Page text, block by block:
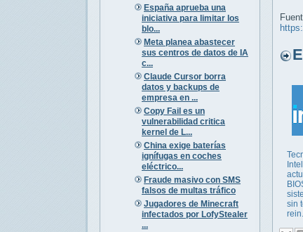
España aprueba una
iniciativa para limitar los
blo...
Meta planea abastecer
sus centros de datos de IA
c...
Claude Cursor borra
datos y backups de
empresa en ...
Copy Fail es un
vulnerabilidad critica
kernel de L...
China exige baterías
ignífugas en coches
eléctrico...
Fraude masivo con SMS
falsos de multas tráfico
Jugadores de Minecraft
infectados por LofyStealer
...
sin